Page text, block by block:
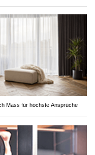
Mass für höchste Ansprüche